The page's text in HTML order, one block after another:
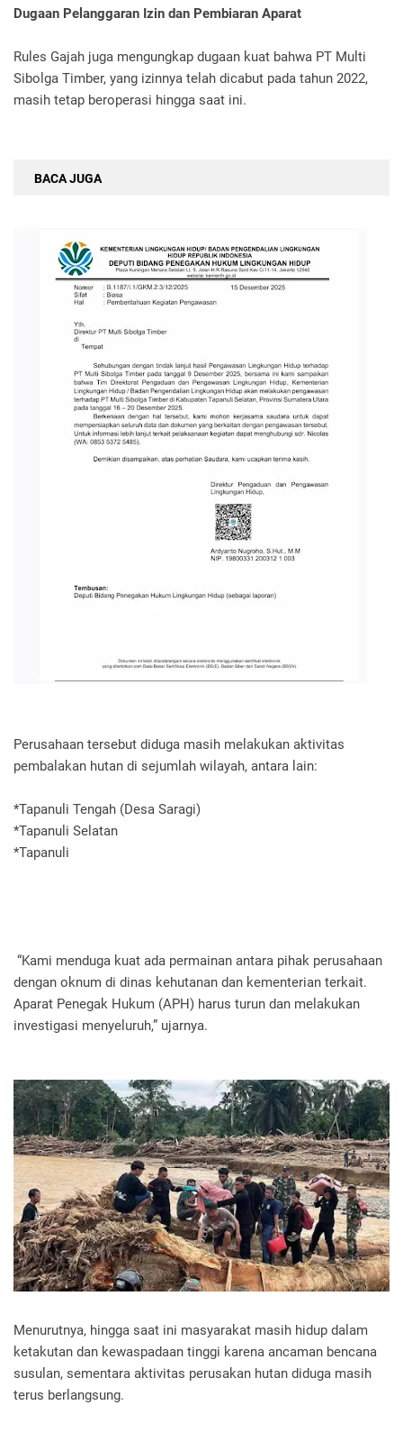
Dugaan Pelanggaran Izin dan Pembiaran Aparat
Rules Gajah juga mengungkap dugaan kuat bahwa PT Multi
Sibolga Timber, yang izinnya telah dicabut pada tahun 2022,
masih tetap beroperasi hingga saat ini.
BACA JUGA
Perusahaan tersebut diduga masih melakukan aktivitas
pembalakan hutan di sejumlah wilayah, antara lain:
*Tapanuli Tengah (Desa Saragi)
*Tapanuli Selatan
*Tapanuli
“Kami menduga kuat ada permainan antara pihak perusahaan
dengan oknum di dinas kehutanan dan kementerian terkait.
Aparat Penegak Hukum (APH) harus turun dan melakukan
investigasi menyeluruh,” ujarnya.
Menurutnya, hingga saat ini masyarakat masih hidup dalam
ketakutan dan kewaspadaan tinggi karena ancaman bencana
susulan, sementara aktivitas perusakan hutan diduga masih
terus berlangsung.